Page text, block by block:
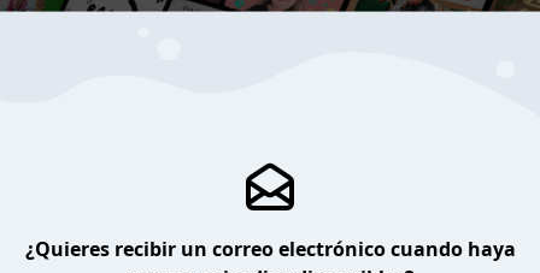
¿Quieres recibir un correo electrónico cuando haya